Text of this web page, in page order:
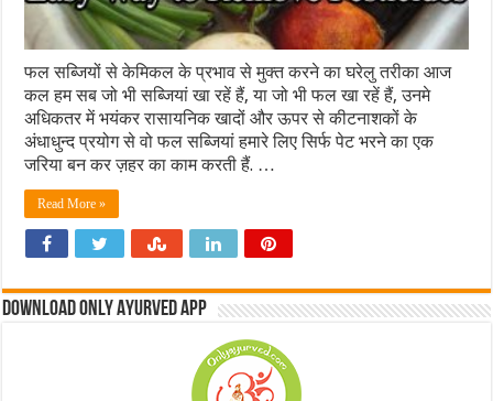
फल सब्जियों से केमिकल के प्रभाव से मुक्त करने का घरेलु तरीका आज
कल हम सब जो भी सब्जियां खा रहें हैं, या जो भी फल खा रहें हैं, उनमे
अधिकतर में भयंकर रासायनिक खादों और ऊपर से कीटनाशकों के
अंधाधुन्द प्रयोग से वो फल सब्जियां हमारे लिए सिर्फ पेट भरने का एक
जरिया बन कर ज़हर का काम करती हैं. …
Read More »
Download Only Ayurved App